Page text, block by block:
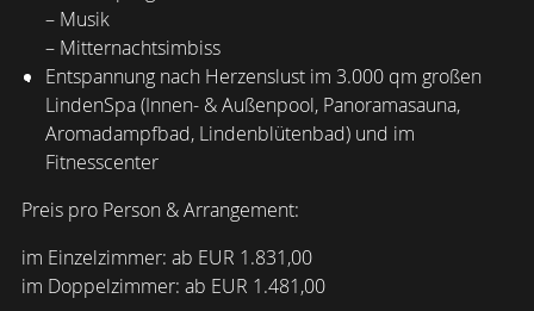
– Musik
– Mitternachtsimbiss
Entspannung nach Herzenslust im 3.000 qm großen
LindenSpa (Innen- & Außenpool, Panoramasauna,
Aromadampfbad, Lindenblütenbad) und im
Fitnesscenter
Preis pro Person & Arrangement:
im Einzelzimmer: ab EUR 1.831,00
im Doppelzimmer: ab EUR 1.481,00